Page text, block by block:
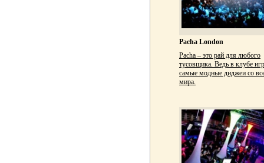
Pacha London
Pacha – это рай для любого
тусовщика. Ведь в клубе
самые модные диджеи со
мира.